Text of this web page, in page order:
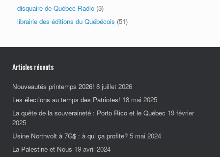
disquaire de Québec Radio (3)
librairie des éditions du Québécois (51)
Articles récents
Nouveautés printemps 2026! 8 juillet 2026
Les élections au temps des Patriotes! 18 mai 2025
La quête de la souveraineté : Porto Rico et le Québec 19 février
2025
Usine Northvolt à 7G$ : à qui ça profite? 5 mai 2024
La Palestine et Nous 19 avril 2024